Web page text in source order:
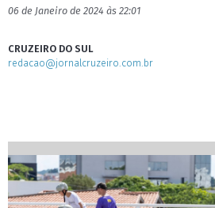
06 de Janeiro de 2024 às 22:01
CRUZEIRO DO SUL
redacao@jornalcruzeiro.com.br